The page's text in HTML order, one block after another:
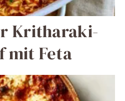
Kritharaki-
mit Feta